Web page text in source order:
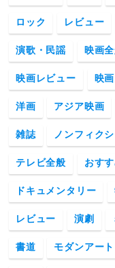
ロック レビュー
演歌・民謡 映画
映画レビュー 映
洋画 アジア映画
雑誌 ノンフィク
テレビ全般 おす
ドキュメンタリー
レビュー 演劇
書道 モダンアート